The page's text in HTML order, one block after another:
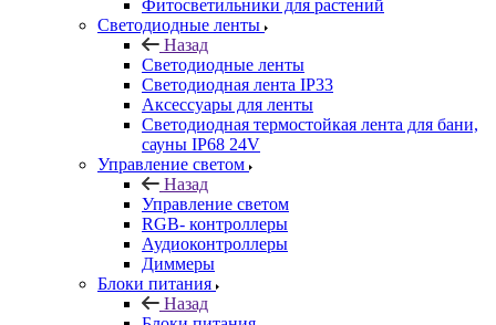
Фитосветильники для растений
Светодиодные ленты
Назад
Светодиодные ленты
Светодиодная лента IP33
Аксессуары для ленты
Светодиодная термостойкая лента для бани,
сауны IP68 24V
Управление светом
Назад
Управление светом
RGB- контроллеры
Аудиоконтроллеры
Диммеры
Блоки питания
Назад